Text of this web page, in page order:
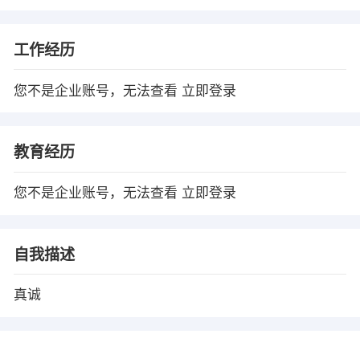
工作经历
您不是企业账号，无法查看 立即登录
教育经历
您不是企业账号，无法查看 立即登录
自我描述
真诚